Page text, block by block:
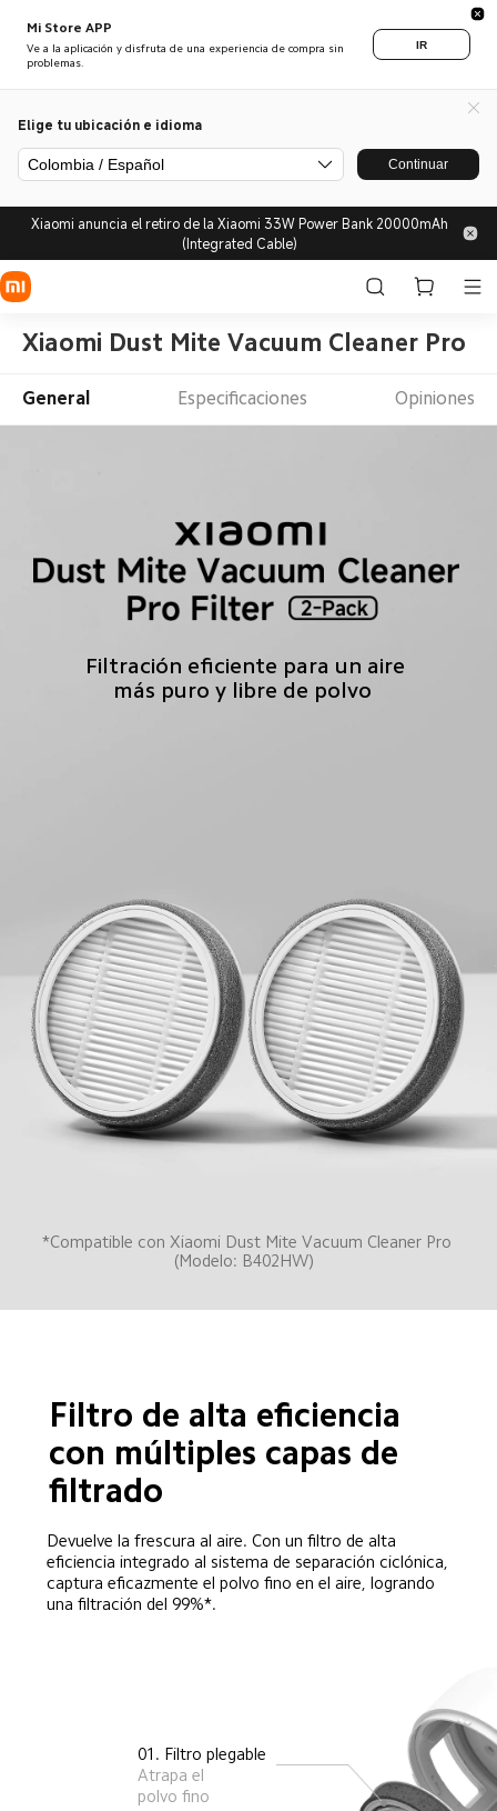
Mi Store APP
Ve a la aplicación y disfruta de una experiencia de compra sin
problemas.
IR
Elige tu ubicación e idioma
Colombia / Español Continuar
Xiaomi anuncia el retiro de la Xiaomi 33W Power Bank 20000mAh
(Integrated Cable)
Xiaomi Dust Mite Vacuum Cleaner Pro
General Especificaciones Opiniones
Filtración eficiente para un aire
más puro y libre de polvo
*Compatible con Xiaomi Dust Mite Vacuum Cleaner Pro
(Modelo: B402HW)
Filtro de alta eficiencia
con múltiples capas de
filtrado
Devuelve la frescura al aire. Con un filtro de alta
eficiencia integrado al sistema de separación ciclónica,
captura eficazmente el polvo fino en el aire, logrando
una filtración del 99%*.
01. Filtro plegable
Atrapa el
polvo fino